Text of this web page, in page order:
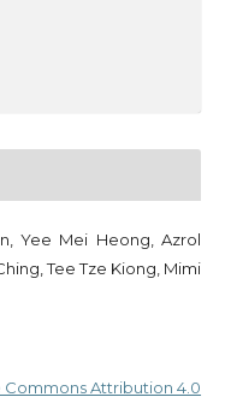
Yee Mei Heong, Azrol
Tee Tze Kiong, Mimi
Commons Attribution 4.0